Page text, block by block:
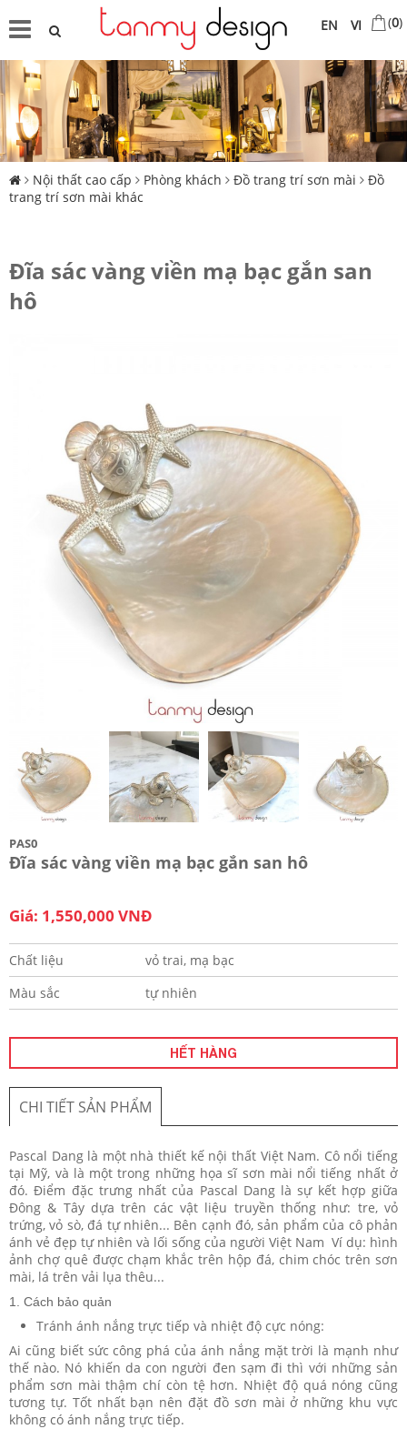
VI
EN (0)
Nội thất cao cấp Phòng khách Đồ trang trí sơn mài
Đồ
trang trí sơn mài khác
Đĩa sác vàng viền mạ bạc gắn san
hô
PAS0
Đĩa sác vàng viền mạ bạc gắn san hô
Giá: 1,550,000 VNĐ
Chất liệu
vỏ trai, mạ bạc
Màu sắc
tự nhiên
HẾT HÀNG
CHI TIẾT SẢN PHẨM
Pascal Dang là một nhà thiết kế nội thất Việt Nam. Cô nổi tiếng
tại Mỹ, và là một trong những họa sĩ sơn mài nổi tiếng nhất ở
đó. Điểm đặc trưng nhất của Pascal Dang là sự kết hợp giữa
Đông & Tây dựa trên các vật liệu truyền thống như: tre, vỏ
trứng, vỏ sò, đá tự nhiên... Bên cạnh đó, sản phẩm của cô phản
ánh vẻ đẹp tự nhiên và lối sống của người Việt Nam Ví dụ: hình
ảnh chợ quê được chạm khắc trên hộp đá, chim chóc trên sơn
mài, lá trên vải lụa thêu...
1. Cách bảo quản
Tránh ánh nắng trực tiếp và nhiệt độ cực nóng:
Ai cũng biết sức công phá của ánh nắng mặt trời là mạnh như
thế nào. Nó khiến da con người đen sạm đi thì với những sản
phẩm sơn mài thậm chí còn tệ hơn. Nhiệt độ quá nóng cũng
tương tự. Tốt nhất bạn nên đặt đồ sơn mài ở những khu vực
không có ánh nắng trực tiếp.